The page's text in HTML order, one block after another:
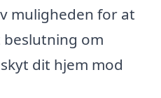
muligheden for at
om
dit hjem mod